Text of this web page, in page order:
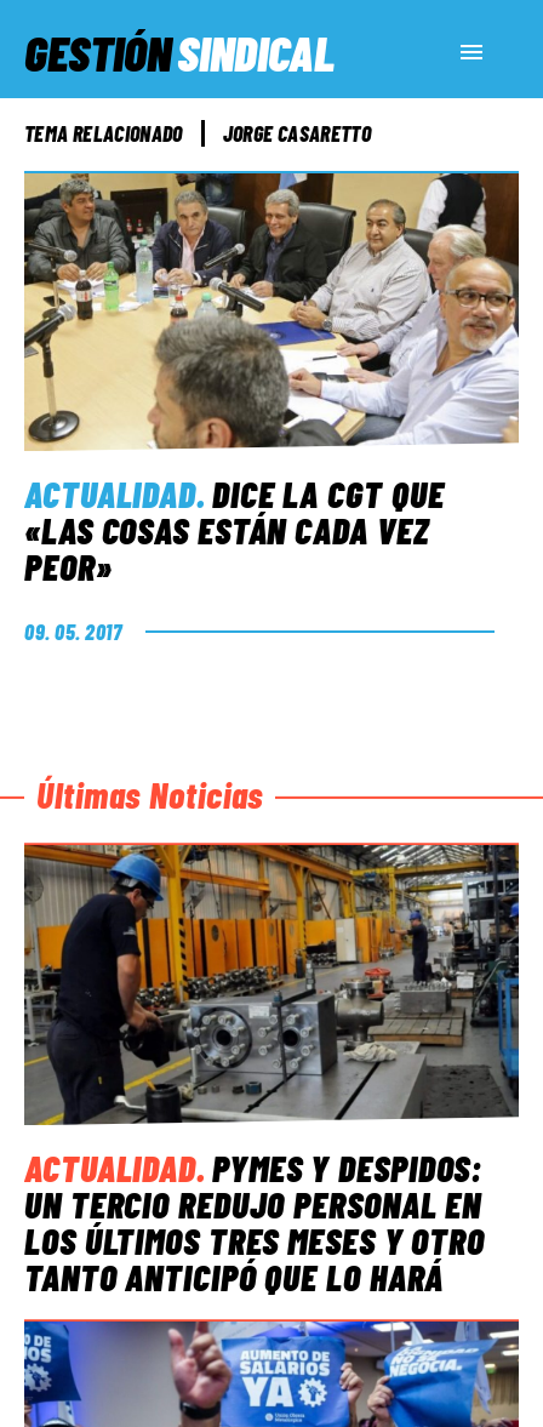
GESTIÓNSINDICAL
ACTUALIDAD
SERVICIOS SOCIALES
INFORMES ESPECIALES
FUERA DE MEGÁFONO
EL LADO «G»
TEMA RELACIONADO JORGE CASARETTO
ACTUALIDAD.DICE LA CGT QUE
«LAS COSAS ESTÁN CADA VEZ
PEOR»
09. 05. 2017
Últimas Noticias
ACTUALIDAD.PYMES Y DESPIDOS:
UN TERCIO REDUJO PERSONAL EN
LOS ÚLTIMOS TRES MESES Y OTRO
TANTO ANTICIPÓ QUE LO HARÁ